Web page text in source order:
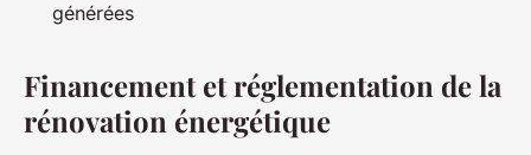
générées
Financement et réglementation de la
rénovation énergétique